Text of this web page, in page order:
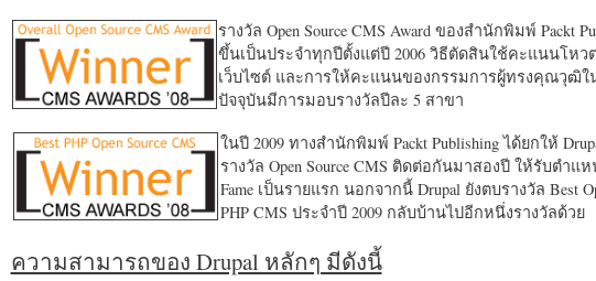
รางวัล Open Source CMS Award ของสำนักพิมพ์ Packt
ขึ้นเป็นประจำทุกปีตั้งแต่ปี 2006 วิธีตัดสินใช้คะแนนโหว
เว็บไซต์ และการให้คะแนนของกรรมการผู้ทรงคุณวุฒิใ
ปัจจุบันมีการมอบรางวัลปีละ 5 สาขา
ในปี 2009 ทางสำนักพิมพ์ Packt Publishing ได้ยกให้
รางวัล Open Source CMS ติดต่อกันมาสองปี ให้รับตำแ
Fame เป็นรายแรก นอกจากนี้ Drupal ยังตบรางวัล Best
PHP CMS ประจำปี 2009 กลับบ้านไปอีกหนึ่งรางวัลด้วย
ความสามารถของ Drupal หลักๆ มีดังนี้